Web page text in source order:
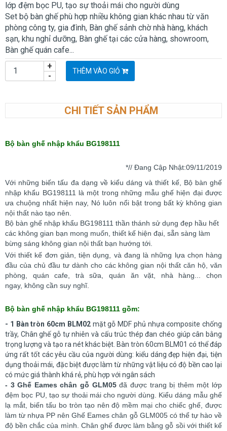
lớp đệm bọc PU, tạo sự thoải mái cho người dùng
Set bộ bàn ghế phù hợp nhiều không gian khác nhau từ văn
phòng công ty, gia đình, Bàn ghế sảnh chờ nhà hàng, khách
sạn, khu nghỉ dưỡng, Bàn ghế tại các cửa hàng, showroom,
Bàn ghế quán cafe...
-
+ THÊM VÀO GIỎ
CHI TIẾT SẢN PHẨM
Bộ bàn ghế nhập khẩu BG198111
*// Đang Cập Nhật:09/11/2019
Với những biến tấu đa dạng về kiểu dáng và thiết kế, Bộ bàn ghế
nhập khẩu BG198111 là một trong những mẫu ghế hiện đại được
ưa chuộng nhất hiện nay, Nó luôn nổi bật trong bất kỳ không gian
nội thất nào tạo nên.
Bộ bàn ghế nhập khẩu BG198111 thần thánh sử dụng đẹp hầu hết
các không gian bạn mong muốn, thiết kế hiện đại, sẵn sàng làm
bừng sáng không gian nội thất bạn hướng tới.
Với thiết kế đơn giản, tiện dụng, và đang là những lựa chọn hàng
đầu của chủ đầu tư dành cho các không gian nội thấtcăn hộ, văn
phòng, quán cafe, trà sữa, quán ăn vặt, nhà hàng... chọn
ngay, không cần suy nghĩ.
Bộ bàn ghế nhập khẩu BG198111 gồm:
- 1 Bàn tròn 60cm BLM02mặt gỗ MDF phủ nhựa composite chống
trầy, Chân ghế gỗ tự nhiên và cấu trúc thép đan chéo giúp cân bằng
trọng lượng và tạo ra nét khác biệt. Bàn tròn 60cm BLM01 có thể đáp
ứng rất tốt các yêu cầu của người dùng: kiểu dáng đẹp hiện đại, tiện
dụng thoải mái, đặc biệt được làm từ những vật liệu có độ bền cao lại
có mức giá thành khá rẻ, phù hợp với ngân sách
- 3 Ghế Eames chân gỗ GLM05đã được trang bị thêm một lớp
đệm bọc PU, tạo sự thoải mái cho người dùng. Kiểu dáng mẫu ghế
lạ mắt, biến tấu bo tròn tạo nên độ mềm mại cho chiếc ghế, được
làm từ nhựa PP nên Ghế Eames chân gỗ GLM005 có thể tự hào về
độ bền chắc của mình. Chân ghế được làm bằng gỗ sồi với thiết kế